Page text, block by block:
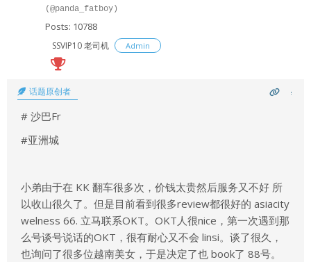
(@panda_fatboy)
Posts: 10788
SSVIP10 老司机 Admin
话题原创者
# 沙巴Fr
#亚洲城
小弟由于在 KK 翻车很多次，价钱太贵然后服务又不好 所
以收山很久了。但是目前看到很多review都很好的 asiacity
welness 66. 立马联系OKT。OKT人很nice，第一次遇到那
么号谈号说话的OKT，很有耐心又不会 linsi。谈了很久，
也询问了很多位越南美女，于是决定了也 book了 88号。